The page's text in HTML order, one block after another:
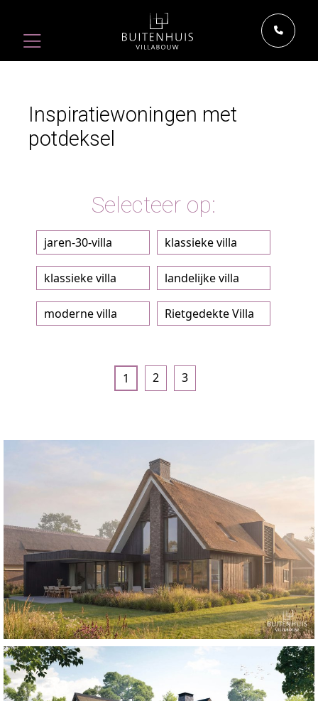
Inspiratiewoningen met
potdeksel
Selecteer op:
jaren-30-villa klassieke villa
klassieke villa landelijke villa
moderne villa Rietgedekte Villa
1 2 3